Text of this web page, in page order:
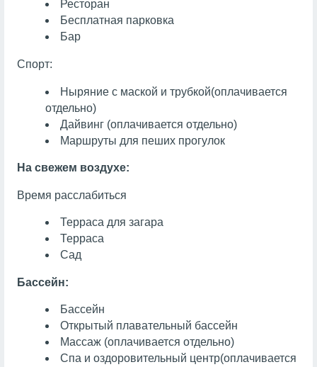
Ресторан
Бесплатная парковка
Бар
Спорт:
Ныряние с маской и трубкой(оплачивается
отдельно)
Дайвинг (оплачивается отдельно)
Маршруты для пеших прогулок
На свежем воздухе:
Время расслабиться
Терраса для загара
Терраса
Сад
Бассейн:
Бассейн
Открытый плавательный бассейн
Массаж (оплачивается отдельно)
Спа и оздоровительный центр(оплачивается